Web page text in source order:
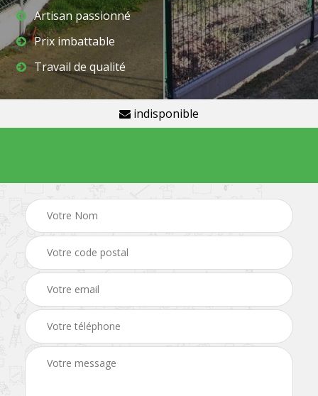
Artisan passionné
Prix imbattable
Travail de qualité
indisponible